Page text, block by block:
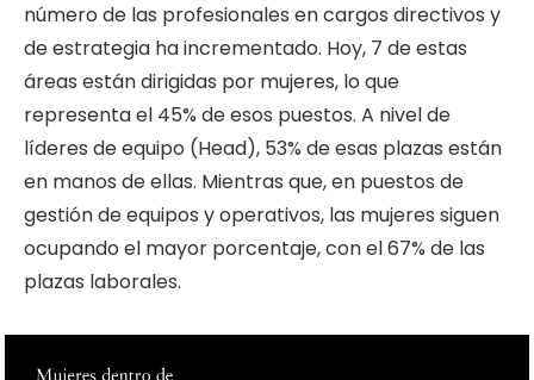
número de las profesionales en cargos directivos y
de estrategia ha incrementado. Hoy, 7 de estas
áreas están dirigidas por mujeres, lo que
representa el 45% de esos puestos. A nivel de
líderes de equipo (Head), 53% de esas plazas están
en manos de ellas. Mientras que, en puestos de
gestión de equipos y operativos, las mujeres siguen
ocupando el mayor porcentaje, con el 67% de las
plazas laborales.